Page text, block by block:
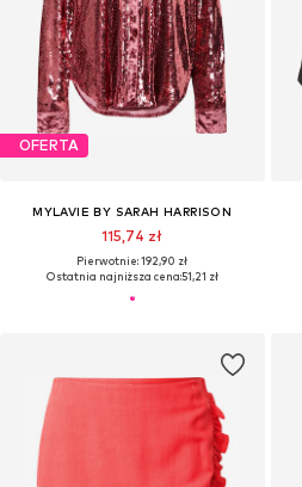
OFERTA
MYLAVIE BY SARAH HARRISON
115,74 zł
Pierwotnie: 192,90 zł
Ostatnia najniższa cena:51,21 zł